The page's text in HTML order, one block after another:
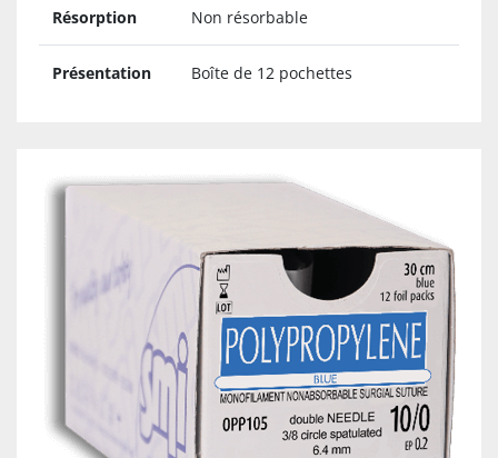
Résorption Non résorbable
Présentation Boîte de 12 pochettes